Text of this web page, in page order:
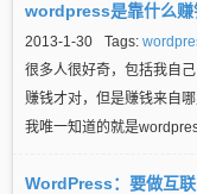
wordpress是靠什么赚
2013-1-30 Tags:
很多人很好奇，包括我自
赚钱才对，但是赚钱来自
我唯一知道的就是
WordPress：要做互